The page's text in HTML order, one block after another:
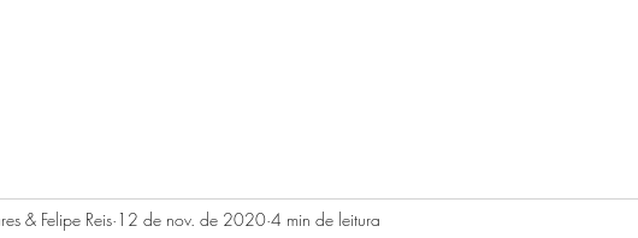
& Felipe Reis 12 de nov. de 2020 4 min de leitura